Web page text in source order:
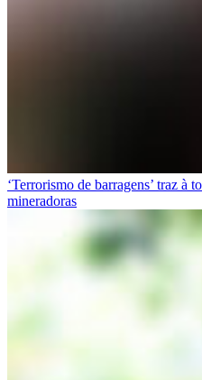
‘Terrorismo de barragens’ traz à
mineradoras